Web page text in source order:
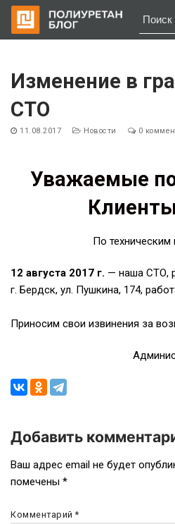
содержимому
Изменение в
СТО
11.08.2017 Новости 0
Уважаемые
По техническим
12 августа 2017 г. — наша СТО,
г. Бердск, ул. Пушкина, 174,
Приносим свои извинения за
Навигация
по
записям
Добавить
Ваш адрес email не будет
помечены *
Комментарий*